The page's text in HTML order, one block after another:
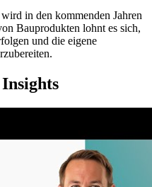
in den kommenden Jahren
Bauprodukten lohnt es sich,
und die eigene